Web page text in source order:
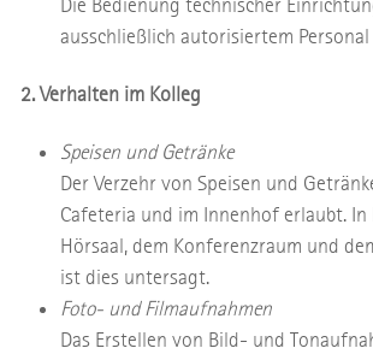
Die Bedienung technischer
ausschließlich autorisiertem
2. Verhalten im Kolleg
Speisen und Getränke
Der Verzehr von Speisen und
Cafeteria und im Innenhof erlaubt. In
Hörsaal, dem Konferenzraum und
ist dies untersagt.
Foto- und Filmaufnahmen
Das Erstellen von Bild- und